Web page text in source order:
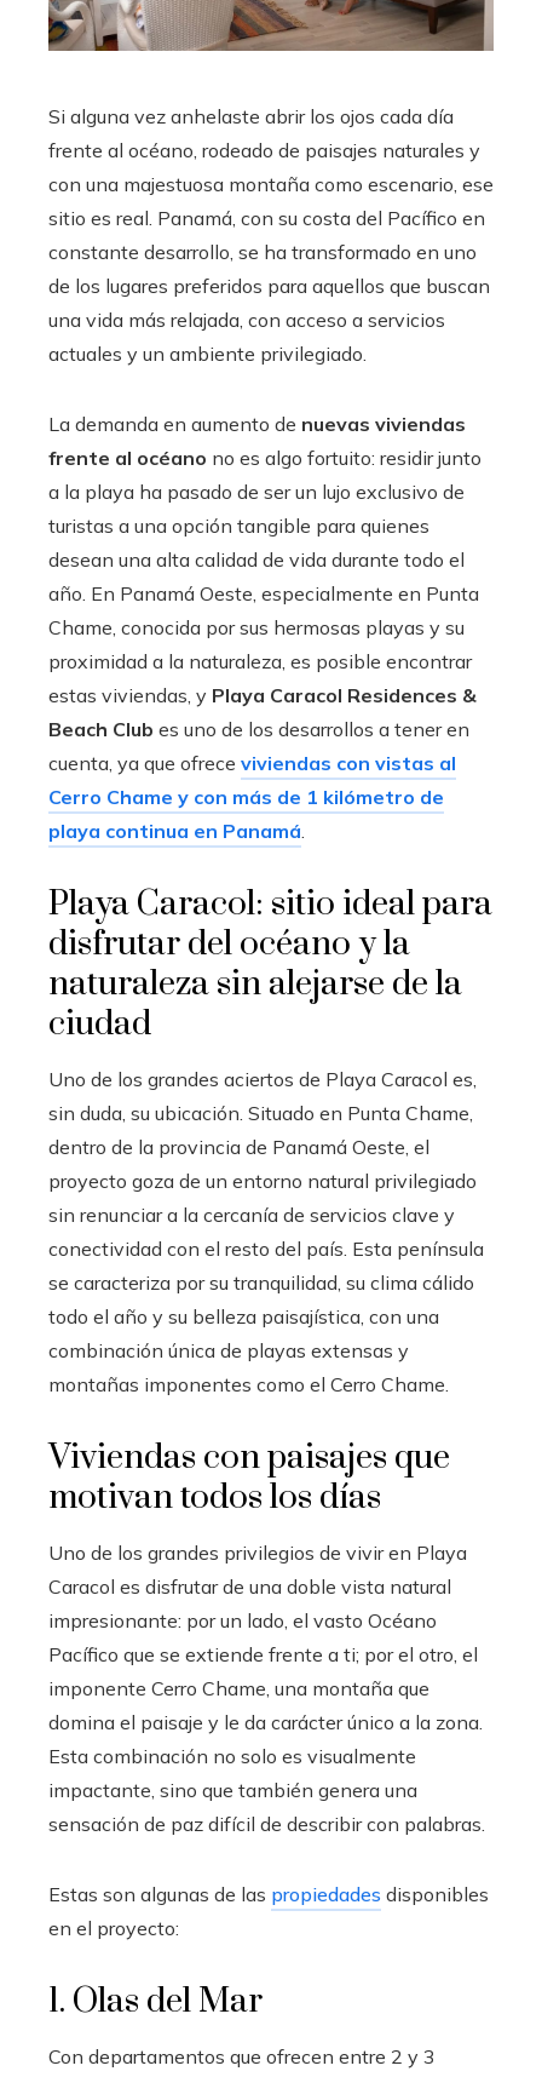
Si alguna vez anhelaste abrir los ojos cada día
frente al océano, rodeado de paisajes naturales y
con una majestuosa montaña como escenario, ese
sitio es real. Panamá, con su costa del Pacífico en
constante desarrollo, se ha transformado en uno
de los lugares preferidos para aquellos que buscan
una vida más relajada, con acceso a servicios
actuales y un ambiente privilegiado.
La demanda en aumento de nuevas viviendas
frente al océano no es algo fortuito: residir junto
a la playa ha pasado de ser un lujo exclusivo de
turistas a una opción tangible para quienes
desean una alta calidad de vida durante todo el
año. En Panamá Oeste, especialmente en Punta
Chame, conocida por sus hermosas playas y su
proximidad a la naturaleza, es posible encontrar
estas viviendas, y Playa Caracol Residences &
Beach Club es uno de los desarrollos a tener en
cuenta, ya que ofrece viviendas con vistas al
Cerro Chame y con más de 1 kilómetro de
playa continua en Panamá.
Playa Caracol: sitio ideal para
disfrutar del océano y la
naturaleza sin alejarse de la
ciudad
Uno de los grandes aciertos de Playa Caracol es,
sin duda, su ubicación. Situado en Punta Chame,
dentro de la provincia de Panamá Oeste, el
proyecto goza de un entorno natural privilegiado
sin renunciar a la cercanía de servicios clave y
conectividad con el resto del país. Esta península
se caracteriza por su tranquilidad, su clima cálido
todo el año y su belleza paisajística, con una
combinación única de playas extensas y
montañas imponentes como el Cerro Chame.
Viviendas con paisajes que
motivan todos los días
Uno de los grandes privilegios de vivir en Playa
Caracol es disfrutar de una doble vista natural
impresionante: por un lado, el vasto Océano
Pacífico que se extiende frente a ti; por el otro, el
imponente Cerro Chame, una montaña que
domina el paisaje y le da carácter único a la zona.
Esta combinación no solo es visualmente
impactante, sino que también genera una
sensación de paz difícil de describir con palabras.
Estas son algunas de las propiedades disponibles
en el proyecto:
1. Olas del Mar
Con departamentos que ofrecen entre 2 y 3